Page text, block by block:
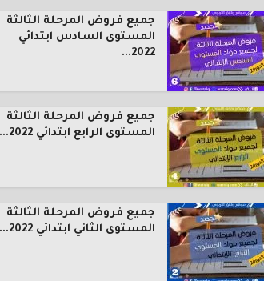
جميع فروض المرحلة الثالثة
المستوى السادس ابتدائي
2022...
جميع فروض المرحلة الثالثة
المستوى الرابع ابتدائي 2022...
جميع فروض المرحلة الثالثة
المستوى الثاني ابتدائي 2022...